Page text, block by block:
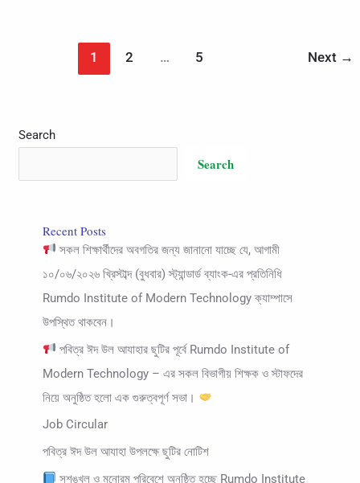
1 2 … 5 Next →
Search
Search
Recent Posts
সকল শিক্ষার্থীদের অবগতির জন্য জানানো যাচ্ছে যে, আগামী
১০/০৬/২০২৬ খ্রিস্টাব্দ (বুধবার) স্ট্যান্ডার্ড ব্যাংক-এর প্রতিনিধি
Rumdo Institute of Modern Technology ক্যাম্পাসে
উপস্থিত থাকবেন।
পবিত্র ঈদ উল আযাহার ছুটির পূর্বে Rumdo Institute of
Modern Technology – এর সকল বিভাগীয় শিক্ষক ও স্টাফদের
নিয়ে অনুষ্ঠিত হলো এক গুরুত্বপূর্ণ সভা।
Job Circular
পবিত্র ঈদ উল আযাহা উপলক্ষে ছুটির নোটিশ
সুশৃঙ্খল ও মনোরম পরিবেশে অনুষ্ঠিত হচ্ছে Rumdo Institute